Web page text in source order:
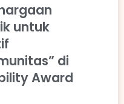
untuk
di
Award